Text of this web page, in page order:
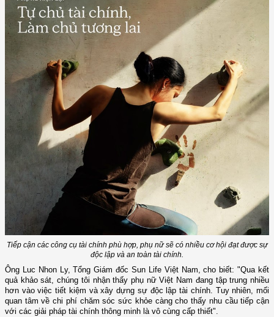
Tiếp cận các công cụ tài chính phù hợp, phụ nữ sẽ có nhiều cơ hội đạt được sự
độc lập và an toàn tài chính.
Ông Luc Nhon Ly, Tổng Giám đốc Sun Life Việt Nam, cho biết: "Qua kết
quả khảo sát, chúng tôi nhận thấy phụ nữ Việt Nam đang tập trung nhiều
hơn vào việc tiết kiệm và xây dựng sự độc lập tài chính. Tuy nhiên, mối
quan tâm về chi phí chăm sóc sức khỏe càng cho thấy nhu cầu tiếp cận
với các giải pháp tài chính thông minh là vô cùng cấp thiết".